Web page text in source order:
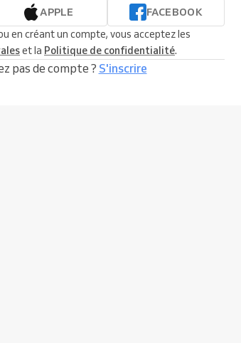
APPLE
FACEBOOK
en créant un compte, vous acceptez les
et la Politique de confidentialité.
pas de compte ? S'inscrire